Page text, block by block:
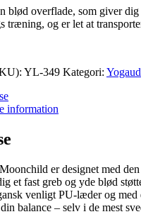
blød overflade, som giver
træning, og er let at
YL-349 Kategori:
information
er designet med
et fast greb og yde blød
venligt PU-læder og med
balance – selv i de mest